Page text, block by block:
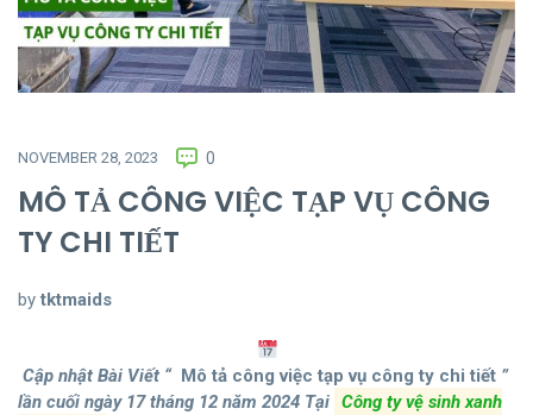
NOVEMBER 28, 2023 0
MÔ TẢ CÔNG VIỆC TẠP VỤ CÔNG
TY CHI TIẾT
by tktmaids
Cập nhật Bài Viết “Mô tả công việc tạp vụ công ty chi tiết ”
lần cuối ngày 17 tháng 12 năm 2024 Tại Công ty vệ sinh xanh